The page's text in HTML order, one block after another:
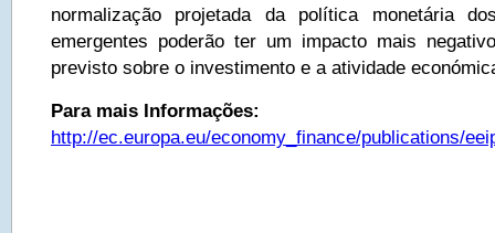
normalização projetada da política monetária
emergentes poderão ter um impacto mais
previsto sobre o investimento e a atividade
Para mais Informações:
http://ec.europa.eu/economy_finance/publications/